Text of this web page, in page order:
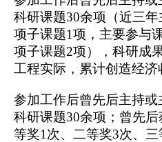
科研课题30余项（近三
项子课题1项，主要参与
项子课题2项），科研成
工程实际，累计创造经济
参加工作后曾先后主持
科研课题30余项；曾先
等奖1次、二等奖3次、